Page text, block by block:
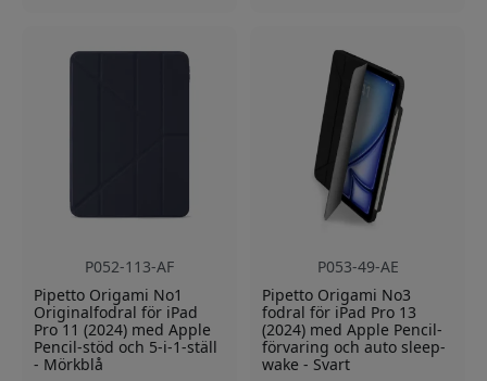
P052-113-AF
Pipetto Origami No1
Originalfodral för iPad
Pro 11 (2024) med Apple
Pencil-stöd och 5-i-1-ställ
- Mörkblå
P053-49-AE
Pipetto Origami No3
fodral för iPad Pro 13
(2024) med Apple Pencil-
förvaring och auto sleep-
wake - Svart